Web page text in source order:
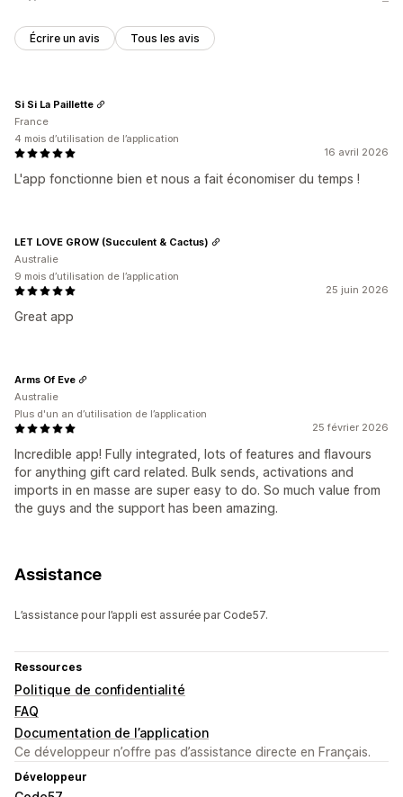
Écrire un avis Tous les avis
16 avril 2026
L'app fonctionne bien et nous a fait économiser du temps !
Si Si La Paillette
France
4 mois d’utilisation de l’application
25 juin 2026
Great app
LET LOVE GROW (Succulent & Cactus)
Australie
9 mois d’utilisation de l’application
25 février 2026
Incredible app! Fully integrated, lots of features and flavours
for anything gift card related. Bulk sends, activations and
imports in en masse are super easy to do. So much value from
the guys and the support has been amazing.
Arms Of Eve
Australie
Plus d'un an d’utilisation de l’application
Assistance
L’assistance pour l’appli est assurée par Code57.
Ressources
Politique de confidentialité
FAQ
Documentation de l’application
Ce développeur n’offre pas d’assistance directe en Français.
Développeur